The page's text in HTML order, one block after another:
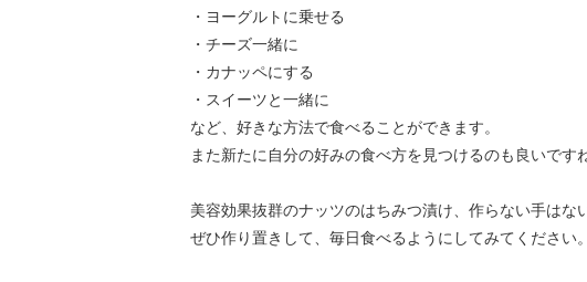
・ヨーグルトに乗せる
・チーズ一緒に
・カナッペにする
・スイーツと一緒に
など、好きな方法で食べることができます。
また新たに自分の好みの食べ方を見つけるのも良いですね
美容効果抜群のナッツのはちみつ漬け、作らない手はな
ぜひ作り置きして、毎日食べるようにしてみてください